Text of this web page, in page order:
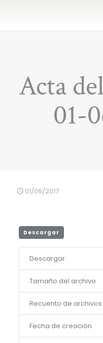
Acta
01-
01/06/2017
Descargar
Descargar
Tamaño del archivo
Recuento de archivos
Fecha de creación